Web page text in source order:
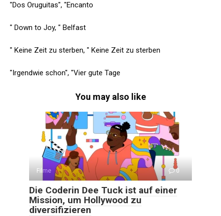
"Dos Oruguitas", "Encanto
" Down to Joy, " Belfast
" Keine Zeit zu sterben, " Keine Zeit zu sterben
"Irgendwie schon", "Vier gute Tage
You may also like
Filme 0
Die Coderin Dee Tuck ist auf einer
Mission, um Hollywood zu
diversifizieren